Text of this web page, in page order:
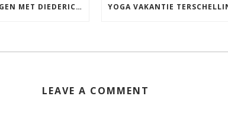
MANTRA ZINGEN MET DIEDERICK IN LEEUWARDEN VRIJDAG 12 JUNI KIRTAN
LEAVE A COMMENT